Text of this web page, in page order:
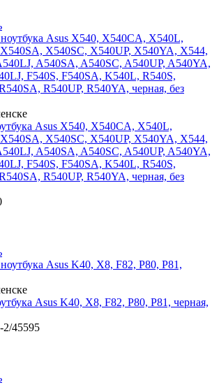
Asus X540, X540CA, X540L,
X540SC, X540UP, X540YA, X544,
A540SA, A540SC, A540UP, A540YA,
F540S, F540SA, K540L, R540S,
R540UP, R540YA, черная, без
Asus K40, X8, F82, P80, P81, черная,
45595